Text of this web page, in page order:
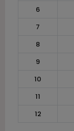
6
7
8
9
10
11
12